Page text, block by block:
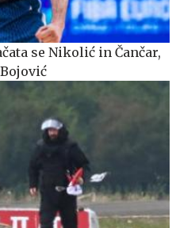
se Nikolić in Čančar,